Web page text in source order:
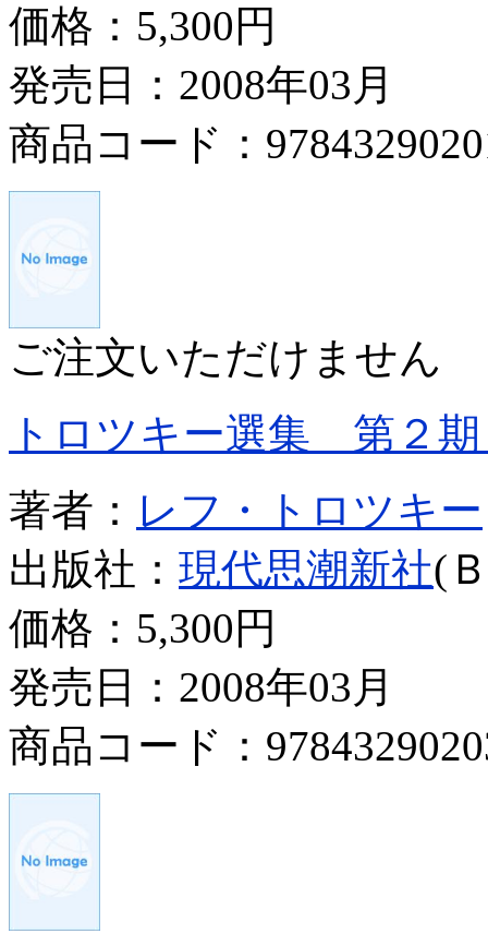
価格： 5,300円
発売日：2008年03月
商品コード：
ご注文いただけません
トロツキー選集 第２
著者： レフ・トロツキー
出版社： 現代思潮新社(
価格： 5,300円
発売日：2008年03月
商品コード：